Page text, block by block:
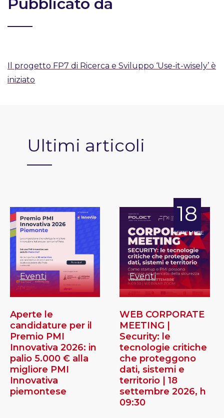
Pubblicato da
Il progetto FP7 di Ricerca e Sviluppo ‘Use-it-wisely’ è
iniziato
Ultimi articoli
Eventi
Aperte le
candidature per il
Premio PMI
Innovativa 2026: in
palio 5.000 € alla
migliore PMI
Innovativa
piemontese
18
SETTEMBRE
Eventi
WEB CORPORATE
MEETING |
Security: le
tecnologie critiche
che proteggono
dati, sistemi e
territorio | 18
settembre 2026, h
09:30